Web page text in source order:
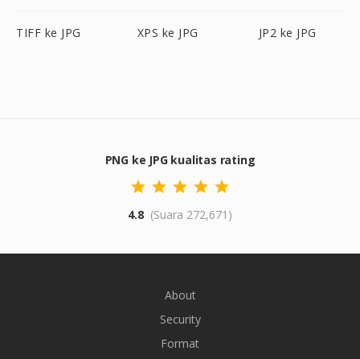
TIFF ke JPG XPS ke JPG JP2 ke JPG
PNG ke JPG kualitas rating
4.8 (Suara 272,671)
About
Security
Format